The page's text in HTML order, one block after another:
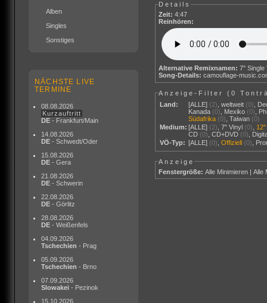
Alben
Singles
Sonstiges
NÄCHSTE LIVE
TERMINE
08.08.2026
Kurzauftritt
DE - Frankfurt/Main
14.08.2026
DE - Schwedt/Oder
15.08.2026
DE - Gera
21.08.2026
DE - Schwerin
22.08.2026
DE - Görlitz
28.08.2026
DE - Weißenfels
04.09.2026
Tschechien - Prag
05.09.2026
Tschechien - Brno
07.09.2026
Slowakei - Pezinok
15.10.2026
Details
Zeit: 4:47
Reinhören:
Alternative Remixnamen:
Song-Details: camouflage-
Anzeige-Filter (0
Land:
[ALLE] (2) ,weltweit (0)
Kanada (0) Mexiko (0)
Südafrika (0) ,Taiwan (0)
Medium: [ALLE] (2) ,7" Vinyl (0)
CD (0) ,CD+DVD (0)
VÖ-Typ: [ALLE] (0) ,Offiziell (0)
Anzeige
Fenstergröße: Alle Minimieren |Alle